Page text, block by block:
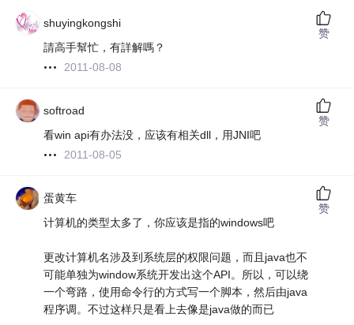
shuyingkongshi
請高手幫忙，有詳解嗎？
2011-08-08
赞
softroad
看win api有办法没，应该有相关dll，用JNI吧
2011-08-05
赞
蛋黄车
计算机的类型太多了，你应该是指的windows吧
更改计算机名涉及到系统层的权限问题，而且java也不
可能单独为window系统开发出这个API。所以，可以绕
一个弯路，使用命令行的方式写一个脚本，然后由java
程序调。不过这样只是看上去像是java做的而已
赞